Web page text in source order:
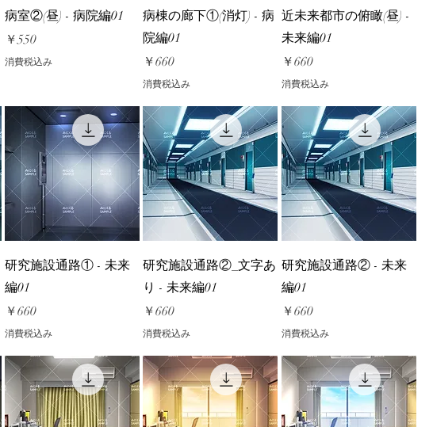
病室②(昼) - 病院編01
価格
￥550
消費税込み
病棟の廊下①(消灯) - 病
院編01
価格
￥660
消費税込み
近未来都市の俯瞰(昼) -
未来編01
価格
￥660
消費税込み
研究施設通路① - 未来
編01
価格
￥660
消費税込み
研究施設通路②_文字あ
り - 未来編01
価格
￥660
消費税込み
研究施設通路② - 未来
編01
価格
￥660
消費税込み